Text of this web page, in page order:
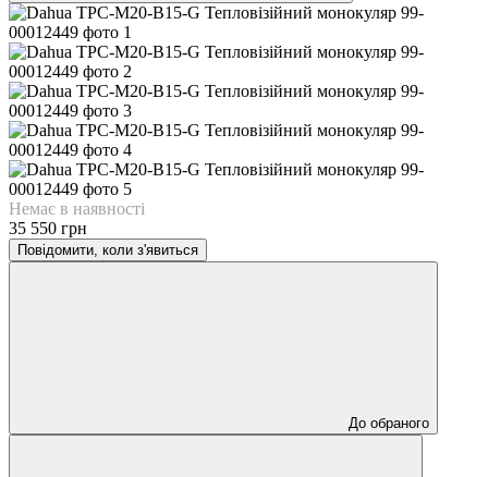
Немає в наявності
35 550 грн
Повідомити, коли з'явиться
До обраного